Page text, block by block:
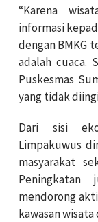
“Karena
informasi
dengan BMKG
adalah cuaca.
Puskesmas
yang tidak
Dari sisi
Limpakuwus
masyarakat
Peningkatan
mendorong
kawasan